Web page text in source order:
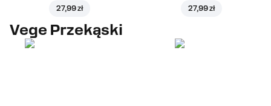
27,99 zł 27,99 zł
Vege Przekąski